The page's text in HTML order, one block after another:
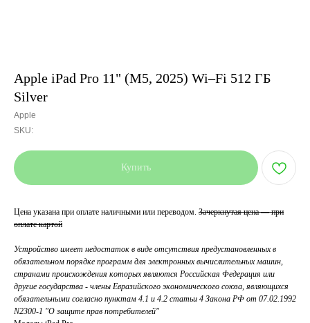
Apple iPad Pro 11" (M5, 2025) Wi–Fi 512 ГБ
Silver
Apple
SKU:
Купить
Цена указана при оплате наличными или переводом. Зачеркнутая цена — при
оплате картой
Устройство имеет недостаток в виде отсутствия предустановленных в
обязательном порядке программ для электронных вычислительных машин,
странами происхождения которых являются Российская Федерация или
другие государства - члены Евразийского экономического союза, являющихся
обязательными согласно пунктам 4.1 и 4.2 статьи 4 Закона РФ от 07.02.1992
N2300-1 "О защите прав потребителей"